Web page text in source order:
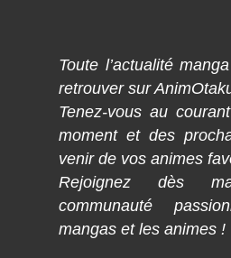
Toute l’actualité
retrouver sur
Tenez-vous au
moment et des
venir de vos animes
Rejoignez dès
communauté
mangas et les animes !